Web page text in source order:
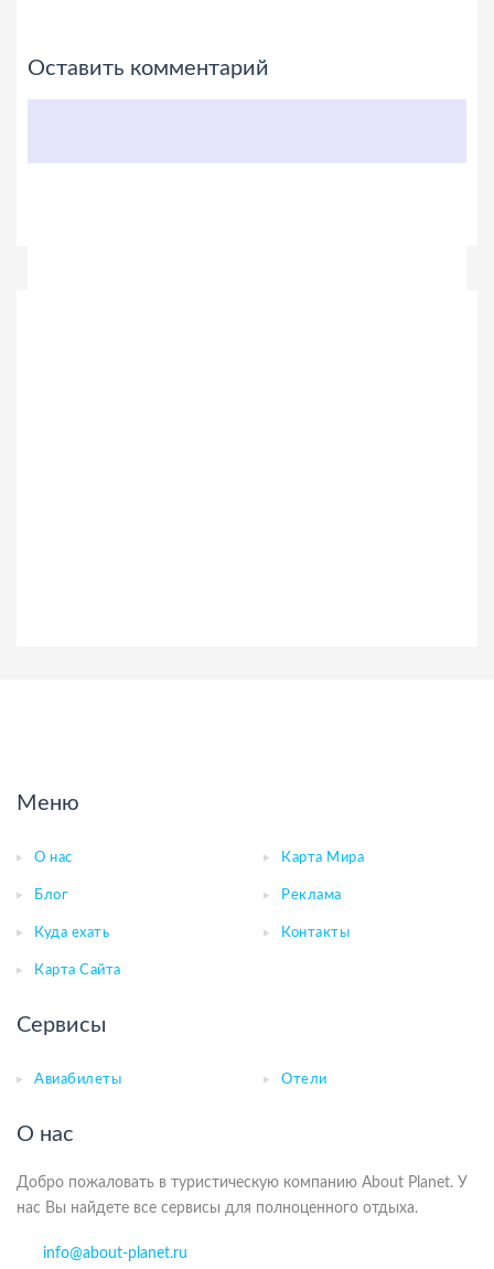
Оставить комментарий
Меню
О нас Карта Мира
Блог Реклама
Куда ехать Контакты
Карта Сайта
Сервисы
Авиабилеты Отели
О нас
Добро пожаловать в туристическую компанию About Planet. У
нас Вы найдете все сервисы для полноценного отдыха.
info@about-planet.ru